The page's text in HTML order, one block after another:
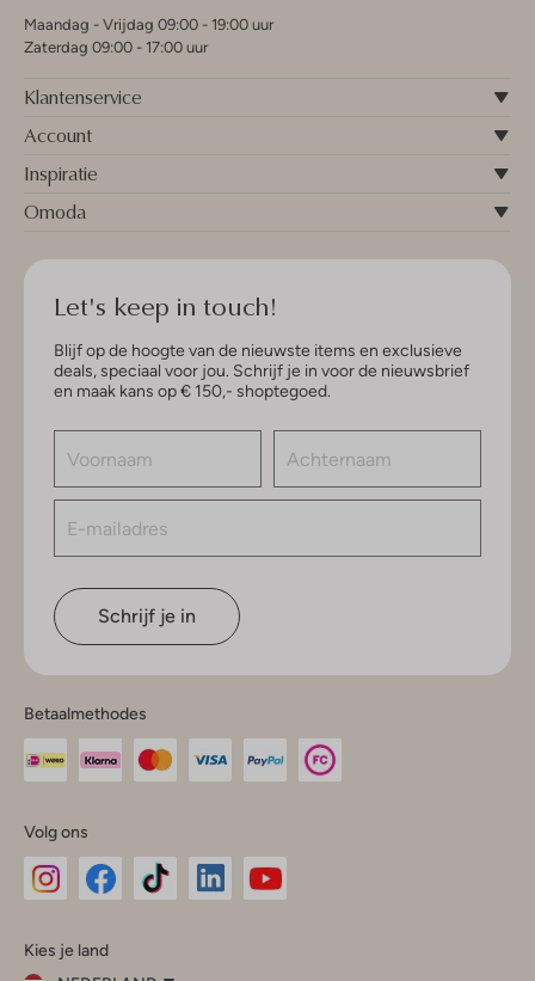
Maandag - Vrijdag 09:00 - 19:00 uur
Zaterdag 09:00 - 17:00 uur
Klantenservice
Account
Inspiratie
Omoda
Let's keep in touch!
Blijf op de hoogte van de nieuwste items en exclusieve
deals, speciaal voor jou. Schrijf je in voor de nieuwsbrief
en maak kans op € 150,- shoptegoed.
Schrijf je in
Betaalmethodes
Volg ons
InstagramFacebook
Kies je land